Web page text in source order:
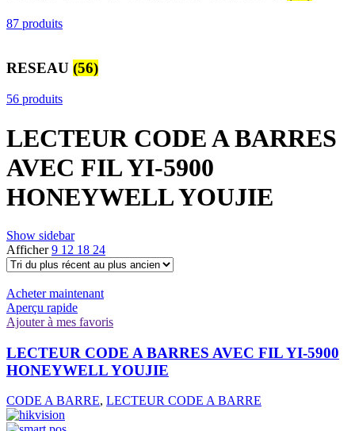
87 produits
RESEAU (56)
56 produits
LECTEUR CODE A BARRES
AVEC FIL YI-5900
HONEYWELL YOUJIE
Show sidebar
Afficher9 12 18 24
Acheter maintenant
Aperçu rapide
Ajouter à mes favoris
LECTEUR CODE A BARRES AVEC FIL YI-5900
HONEYWELL YOUJIE
CODE A BARRE, LECTEUR CODE A BARRE